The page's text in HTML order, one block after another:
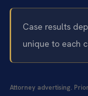
Case results
unique to each
Attorney advertising.